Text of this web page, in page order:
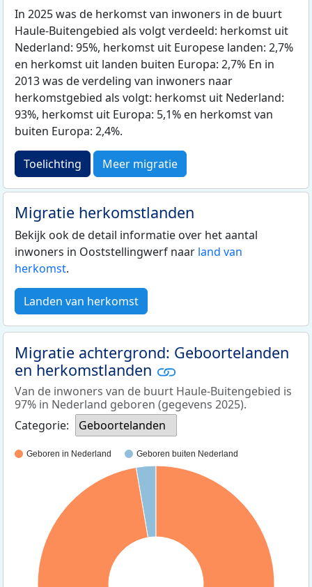
In 2025 was de herkomst van inwoners in de buurt
Haule-Buitengebied als volgt verdeeld: herkomst uit
Nederland: 95%, herkomst uit Europese landen: 2,7%
en herkomst uit landen buiten Europa: 2,7% En in
2013 was de verdeling van inwoners naar
herkomstgebied als volgt: herkomst uit Nederland:
93%, herkomst uit Europa: 5,1% en herkomst van
buiten Europa: 2,4%.
Toelichting Meer migratie
Migratie herkomstlanden
Bekijk ook de detail informatie over het aantal
inwoners in Ooststellingwerf naar land van
herkomst.
Landen van herkomst
Migratie achtergrond: Geboortelanden
en herkomstlanden
Van de inwoners van de buurt Haule-Buitengebied is
97% in Nederland geboren (gegevens 2025).
Categorie:
Geboortelanden
Geboren in Nederland Geboren buiten Nederland